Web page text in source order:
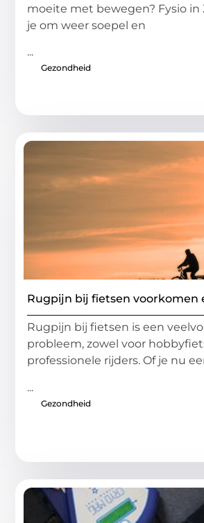
moeite met bewegen? Fysio in
je om weer soepel en
...
Gezondheid
Rugpijn bij fietsen voorkomen
Rugpijn bij fietsen is een
probleem, zowel voor
professionele rijders. Of je nu
...
Gezondheid